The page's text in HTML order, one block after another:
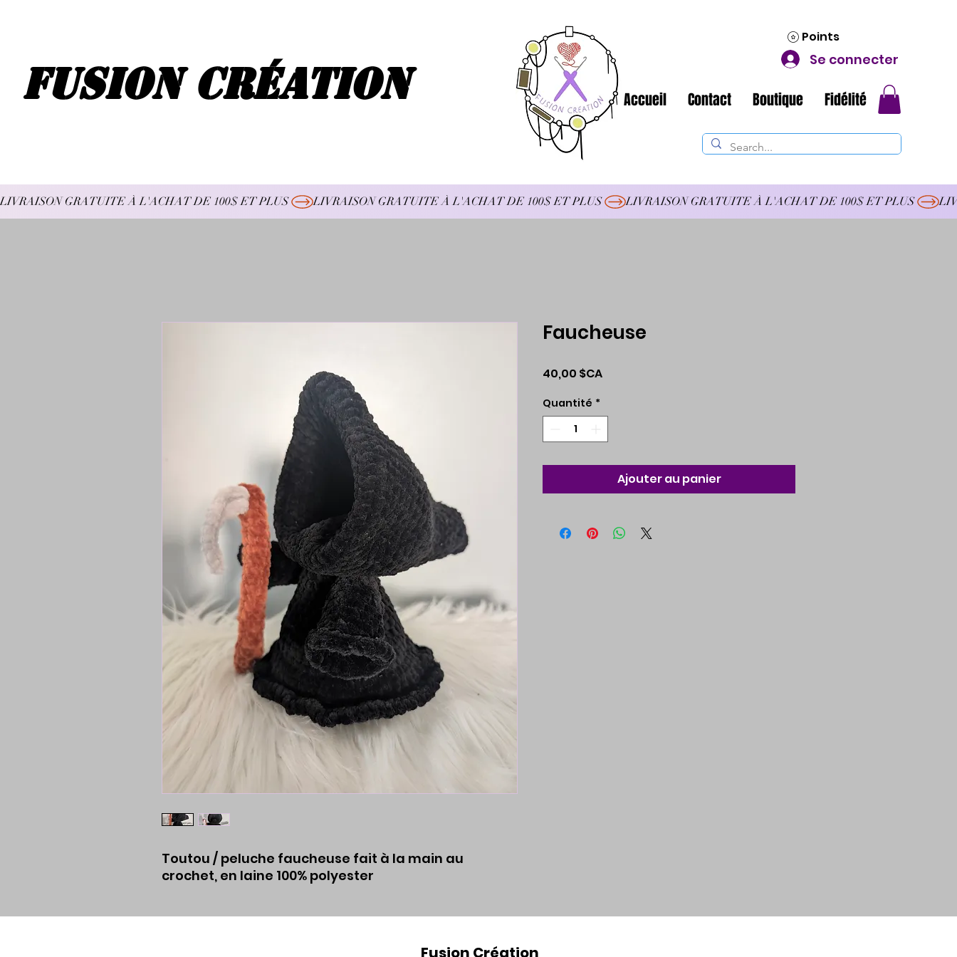
Fusion Création Se connecter
Points
Accueil Contact Boutique Fidélité
LIVRAISON GRATUITE À L'ACHAT DE 100$ ET PLUS
Toutou / peluche faucheuse fait à la main au
crochet, en laine 100% polyester
Faucheuse
40,00 $CAPrix
Quantité *
Ajouter au panier
Fusion Création